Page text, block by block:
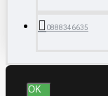
0888346635
OK